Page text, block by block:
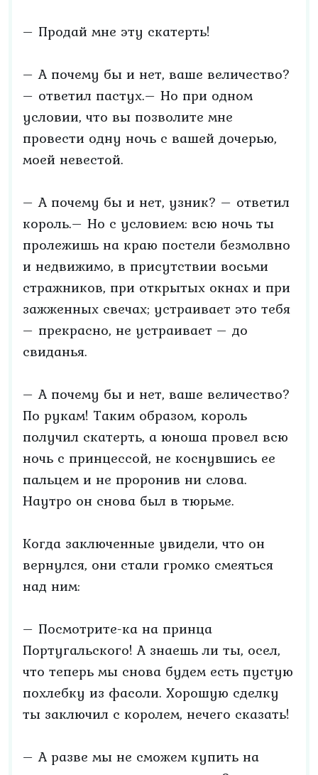
– Продай мне эту скатерть!
– А почему бы и нет, ваше величество?
– ответил пастух.– Но при одном
условии, что вы позволите мне
провести одну ночь с вашей дочерью,
моей невестой.
– А почему бы и нет, узник? – ответил
король.– Но с условием: всю ночь ты
пролежишь на краю постели безмолвно
и недвижимо, в присутствии восьми
стражников, при открытых окнах и при
зажженных свечах; устраивает это тебя
– прекрасно, не устраивает – до
свиданья.
– А почему бы и нет, ваше величество?
По рукам! Таким образом, король
получил скатерть, а юноша провел всю
ночь с принцессой, не коснувшись ее
пальцем и не проронив ни слова.
Наутро он снова был в тюрьме.
Когда заключенные увидели, что он
вернулся, они стали громко смеяться
над ним:
– Посмотрите-ка на принца
Португальского! А знаешь ли ты, осел,
что теперь мы снова будем есть пустую
похлебку из фасоли. Хорошую сделку
ты заключил с королем, нечего сказать!
– А разве мы не сможем купить на